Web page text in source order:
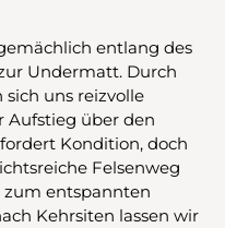
entlang des
Undermatt. Durch
uns reizvolle
Aufstieg über den
Kondition, doch
Felsenweg
entspannten
Kehrsiten lassen wir